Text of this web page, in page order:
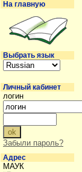
На главную
Выбрать язык
Личный кабинет
логин
Забыли пароль?
Адрес
МАУК